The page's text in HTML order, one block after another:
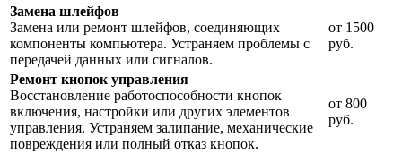
Замена шлейфов
Замена или ремонт шлейфов, соединяющих
компоненты компьютера. Устраняем проблемы с
передачей данных или сигналов.
от 1500
руб.
Ремонт кнопок управления
Восстановление работоспособности кнопок
включения, настройки или других элементов
управления. Устраняем залипание, механические
повреждения или полный отказ кнопок.
от 800
руб.